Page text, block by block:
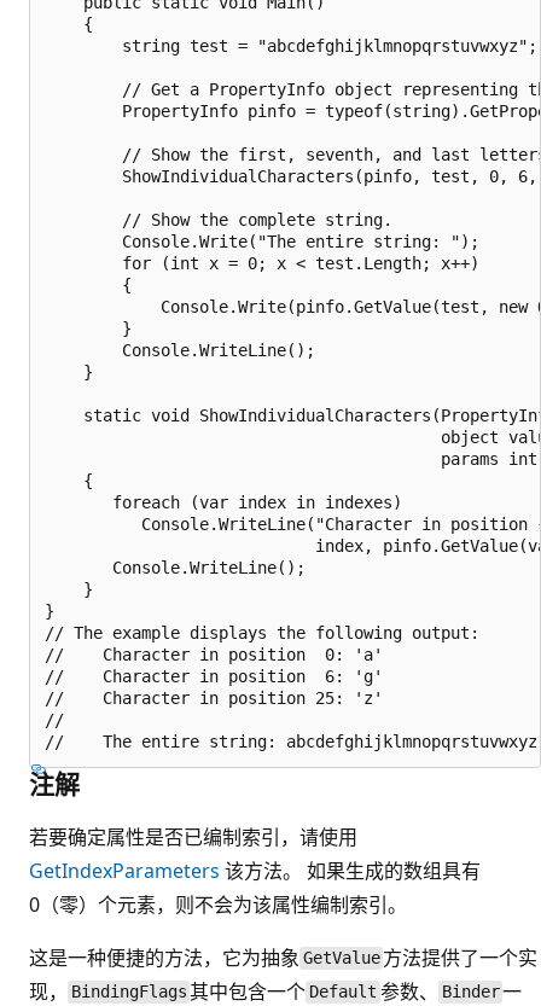
    {
        string test = "abcdefghijklmnopqrstuvwxyz";
// Get a PropertyInfo object representing
PropertyInfo pinfo =
// Show the first, seventh, and last
ShowIndividualCharacters(pinfo, test, 0,
        // Show the complete string.
        Console.Write("The entire string: ");
        for (int x = 0; x < test.Length; x++)
        {
Console.Write(pinfo.GetValue(test, new
        }
        Console.WriteLine();
    }
static void
object
params
    {
       foreach (var index in indexes)
Console.WriteLine("Character in position
index,
    }
}
// The example displays the following output:
//    Character in position  0: 'a'
//    Character in position  6: 'g'
//    Character in position 25: 'z'
//
注解
若要确定属性是否已编制索引，请使用
GetIndexParameters 该方法。 如果生成的数组具有
0（零）个元素，则不会为该属性编制索引。
这是一种便捷的方法，它为抽象 GetValue 方法提供了一个实
现，
BindingFlags 其中包含一个 Default 参数、 Binder一